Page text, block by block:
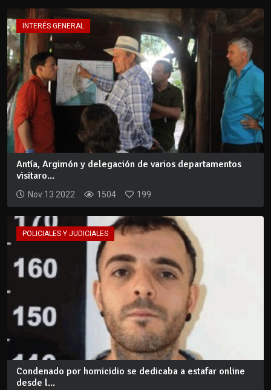
INTERÉS GENERAL
Antía, Argimón y delegación de varios departamentos
visitaro...
Nov 13 2022 1504 199
POLICIALES Y JUDICIALES
Condenado por homicidio se dedicaba a estafar online
desde l...